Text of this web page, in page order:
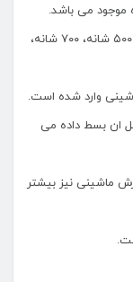
از جمله پراستفاده ترین شانه های فرش عبارتند از، ۵۰۰ شانه، ۷۰۰ شانه،
ان بسط داده می
ماشینی نیز بیشتر